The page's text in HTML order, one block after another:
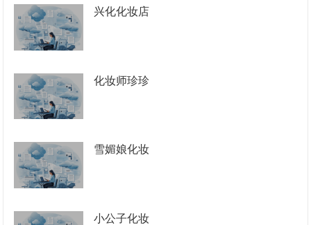
兴化化妆店
化妆师珍珍
雪媚娘化妆
小公子化妆